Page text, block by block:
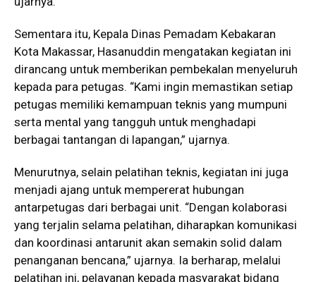
Sementara itu, Kepala Dinas Pemadam Kebakaran
Kota Makassar, Hasanuddin mengatakan kegiatan ini
dirancang untuk memberikan pembekalan menyeluruh
kepada para petugas. “Kami ingin memastikan setiap
petugas memiliki kemampuan teknis yang mumpuni
serta mental yang tangguh untuk menghadapi
berbagai tantangan di lapangan,” ujarnya.
Menurutnya, selain pelatihan teknis, kegiatan ini juga
menjadi ajang untuk mempererat hubungan
antarpetugas dari berbagai unit. “Dengan kolaborasi
yang terjalin selama pelatihan, diharapkan komunikasi
dan koordinasi antarunit akan semakin solid dalam
penanganan bencana,” ujarnya. Ia berharap, melalui
pelatihan ini, pelayanan kepada masyarakat bidang